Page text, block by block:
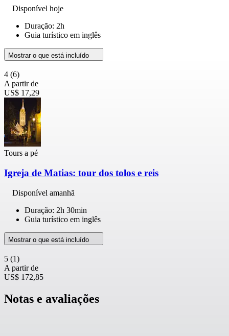
Disponível hoje
Duração: 2h
Guia turístico em inglês
Mostrar o que está incluído
4 (6)
A partir de
US$ 17,29
Tours a pé
Igreja de Matias: tour dos tolos e reis
Disponível amanhã
Duração: 2h 30min
Guia turístico em inglês
Mostrar o que está incluído
5 (1)
A partir de
US$ 172,85
Notas e avaliações